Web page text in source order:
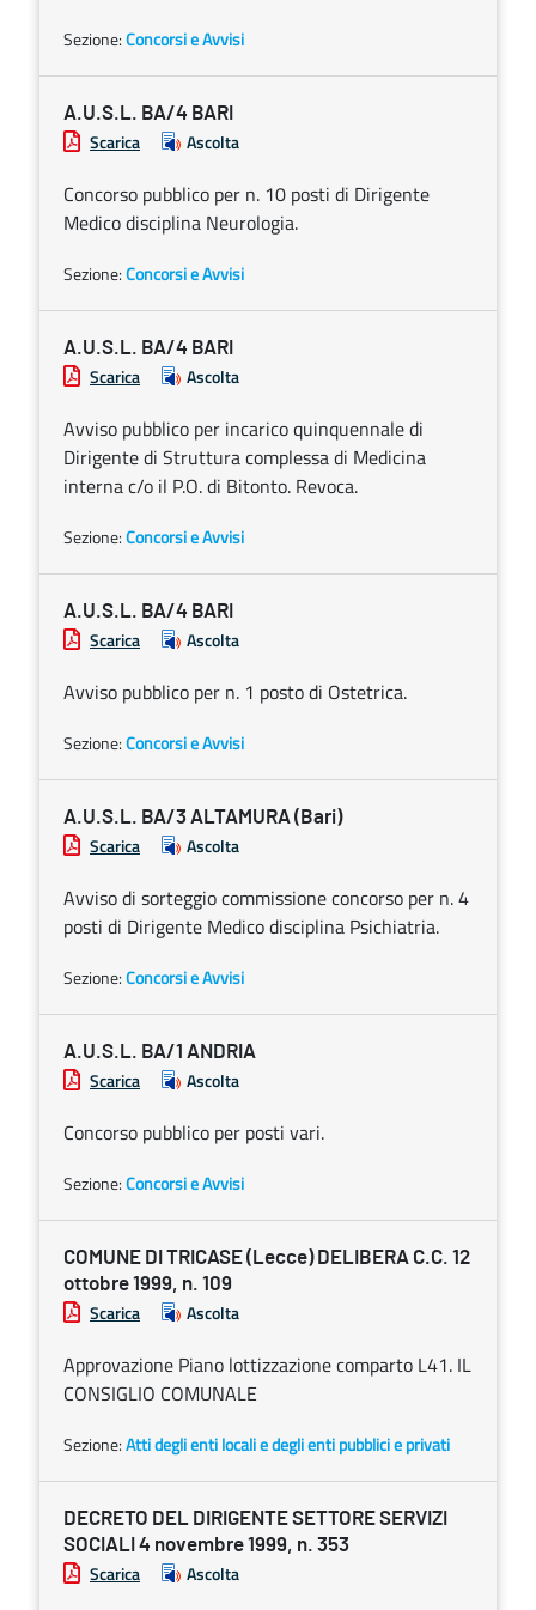
Sezione:Concorsi e Avvisi
A.U.S.L. BA/4 BARI
Scarica Ascolta
Concorso pubblico per n. 10 posti di Dirigente
Medico disciplina Neurologia.
Sezione:Concorsi e Avvisi
A.U.S.L. BA/4 BARI
Scarica Ascolta
Avviso pubblico per incarico quinquennale di
Dirigente di Struttura complessa di Medicina
interna c/o il P.O. di Bitonto. Revoca.
Sezione:Concorsi e Avvisi
A.U.S.L. BA/4 BARI
Scarica Ascolta
Avviso pubblico per n. 1 posto di Ostetrica.
Sezione:Concorsi e Avvisi
A.U.S.L. BA/3 ALTAMURA (Bari)
Scarica Ascolta
Avviso di sorteggio commissione concorso per n. 4
posti di Dirigente Medico disciplina Psichiatria.
Sezione:Concorsi e Avvisi
A.U.S.L. BA/1 ANDRIA
Scarica Ascolta
Concorso pubblico per posti vari.
Sezione:Concorsi e Avvisi
COMUNE DI TRICASE (Lecce) DELIBERA C.C. 12
ottobre 1999, n. 109
Scarica Ascolta
Approvazione Piano lottizzazione comparto L41. IL
CONSIGLIO COMUNALE
Sezione:Atti degli enti locali e degli enti pubblici e privati
DECRETO DEL DIRIGENTE SETTORE SERVIZI
SOCIALI 4 novembre 1999, n. 353
Scarica Ascolta